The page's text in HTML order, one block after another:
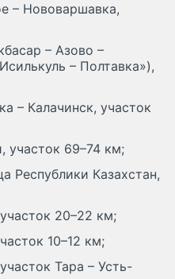
– Нововаршавка,
– Азово –
– Полтавка»),
– Калачинск, участок
участок 69–74 км;
Республики Казахстан,
20–22 км;
10–12 км;
Тара – Усть-